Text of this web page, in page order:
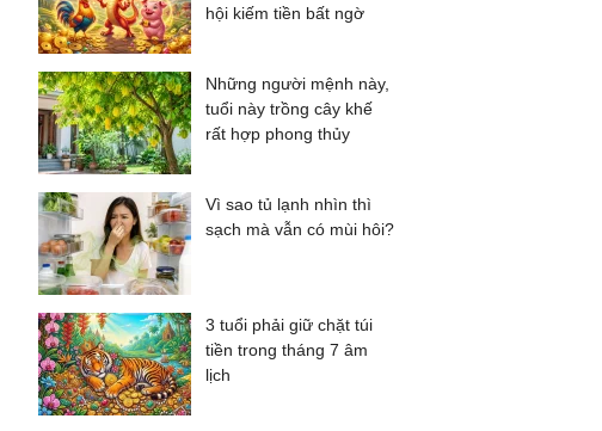
hội kiếm tiền bất ngờ
Những người mệnh này,
tuổi này trồng cây khế
rất hợp phong thủy
Vì sao tủ lạnh nhìn thì
sạch mà vẫn có mùi hôi?
3 tuổi phải giữ chặt túi
tiền trong tháng 7 âm
lịch